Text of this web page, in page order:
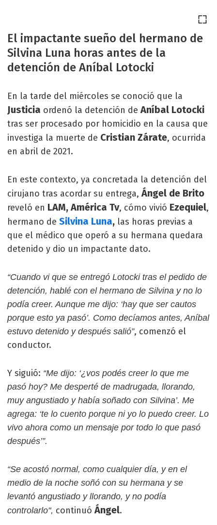
El impactante sueño del hermano de
Silvina Luna horas antes de la
detención de Aníbal Lotocki
En la tarde del miércoles se conoció que la
Justicia ordenó la detención deAníbal Lotocki
tras ser procesado por homicidio en la causa que
investiga la muerte de Cristian Zárate, ocurrida
en abril de 2021.
En este contexto, ya concretada la detención del
cirujano tras acordar su entrega,Ángel de Brito
reveló en LAM, América Tv, cómo vivió Ezequiel,
hermano de Silvina Luna, las horas previas a
que el médico que operó a su hermana quedara
detenido y dio un impactante dato.
“Cuando vi que se entregó Lotocki tras el pedido de
detención, hablé con el hermano de Silvina y no lo
podía creer. Aunque me dijo: ‘hay que ser cautos
porque esto ya pasó’. Como decíamos antes, Aníbal
estuvo detenido y después salió”, comenzó el
conductor.
Y siguió: “Me dijo: ‘¿vos podés creer lo que me
pasó hoy? Me desperté de madrugada, llorando,
muy angustiado y había soñado con Silvina’. Me
agrega: ‘te lo cuento porque ni yo lo puedo creer. Lo
vivo ahora como un mensaje por todo lo que pasó
después’”.
“Se acostó normal, como cualquier día, y en el
medio de la noche soñó con su hermana y se
levantó angustiado y llorando, y no podía
controlarlo", continuóÁngel.